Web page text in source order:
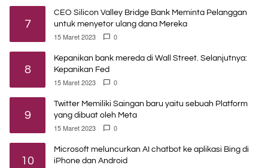
7
CEO Silicon Valley Bridge Bank Meminta Pelanggan
untuk menyetor ulang dana Mereka
15 Maret 2023 0
8
Kepanikan bank mereda di Wall Street. Selanjutnya:
Kepanikan Fed
15 Maret 2023 0
9
Twitter Memiliki Saingan baru yaitu sebuah Platform
yang dibuat oleh Meta
15 Maret 2023 0
10
Microsoft meluncurkan AI chatbot ke aplikasi Bing di
iPhone dan Android